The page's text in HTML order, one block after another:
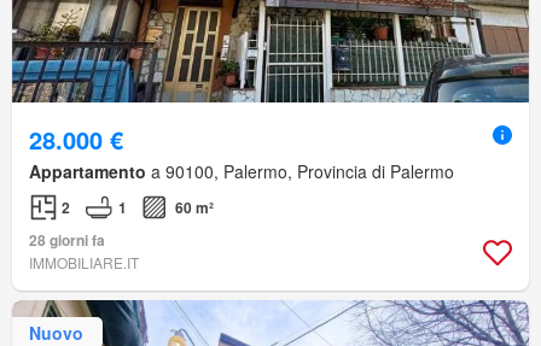
28.000 €
Appartamento a 90100, Palermo, Provincia di Palermo
2 1
60 m²
28 giorni fa
IMMOBILIARE.IT
Nuovo